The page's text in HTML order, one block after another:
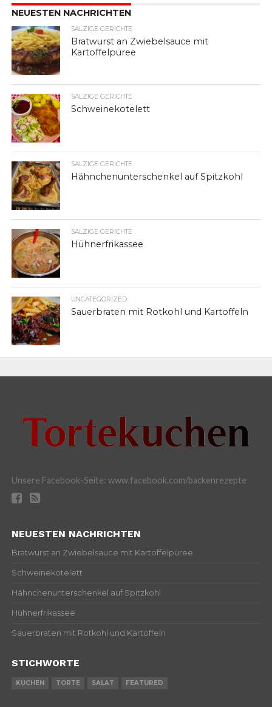
NEUESTEN NACHRICHTEN
SALZIGE GERICHTE
Bratwurst an Zwiebelsauce mit
Kartoffelpüree
SALZIGE GERICHTE
Schweinekotelett
SALZIGE GERICHTE
Hähnchenunterschenkel auf Spitzkohl
SALZIGE GERICHTE
Hühnerfrikassee
UNCATEGORIZED
Sauerbraten mit Rotkohl und Kartoffeln
Unsere Facebook-Seite: www.facebook.com/backenrezepte
NEUESTEN NACHRICHTEN
Bratwurst an Zwiebelsauce mit Kartoffelpüree
Schweinekotelett
Hähnchenunterschenkel auf Spitzkohl
Hühnerfrikassee
Sauerbraten mit Rotkohl und Kartoffeln
STICHWORTE
KUCHEN TORTE SALAT FEATURED